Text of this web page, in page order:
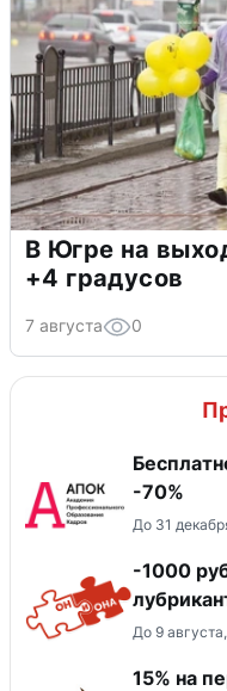
В Югре на
+4 градусов
7 августа 0
-70%
До 31
-1000
До 9
15% на